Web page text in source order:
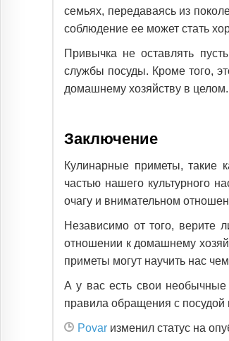
семьях, передаваясь из
соблюдение ее может стать
Привычка не оставлять
службы посуды. Кроме того,
домашнему хозяйству в целом.
Заключение
Кулинарные приметы, такие
частью нашего культурного
очагу и внимательном
Независимо от того, верите
отношении к домашнему
приметы могут научить нас
А у вас есть свои
правила обращения с посудой
Povar изменил статус на